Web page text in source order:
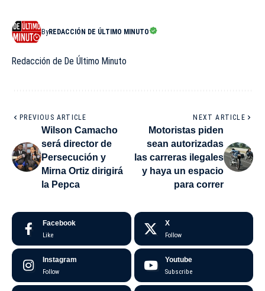
ByREDACCIÓN DE ÚLTIMO MINUTO
Redacción de De Último Minuto
PREVIOUS ARTICLE
Wilson Camacho
será director de
Persecución y
Mirna Ortiz dirigirá
la Pepca
NEXT ARTICLE
Motoristas piden
sean autorizadas
las carreras ilegales
y haya un espacio
para correr
Facebook
Like
X
Follow
Instagram
Follow
Youtube
Subscribe